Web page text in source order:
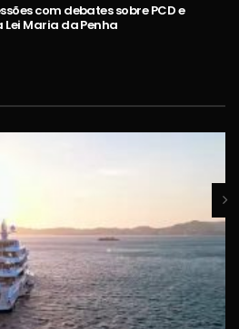
com debates sobre PCD e
Maria da Penha